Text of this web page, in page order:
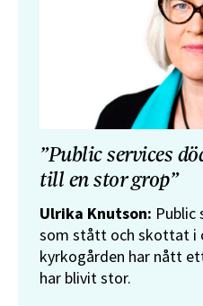
”Public services
till en stor grop”
Ulrika Knutson: Public
som stått och skottat i
kyrkogården har nått
har blivit stor.